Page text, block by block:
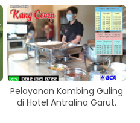
Pelayanan Kambing Guling
di Hotel Antralina Garut.